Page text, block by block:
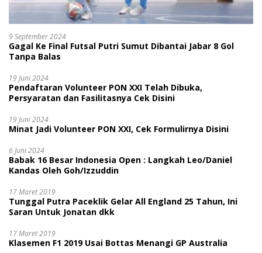
9 September 2024
Gagal Ke Final Futsal Putri Sumut Dibantai Jabar 8 Gol
Tanpa Balas
19 Juni 2024
Pendaftaran Volunteer PON XXI Telah Dibuka,
Persyaratan dan Fasilitasnya Cek Disini
19 Juni 2024
Minat Jadi Volunteer PON XXI, Cek Formulirnya Disini
6 Juni 2024
Babak 16 Besar Indonesia Open : Langkah Leo/Daniel
Kandas Oleh Goh/Izzuddin
17 Maret 2019
Tunggal Putra Paceklik Gelar All England 25 Tahun, Ini
Saran Untuk Jonatan dkk
17 Maret 2019
Klasemen F1 2019 Usai Bottas Menangi GP Australia